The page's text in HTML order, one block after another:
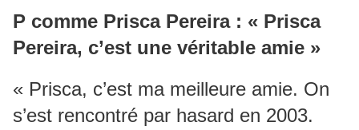
P comme Prisca Pereira : « Prisca
Pereira, c’est une véritable amie »
« Prisca, c’est ma meilleure amie. On
s’est rencontré par hasard en 2003.